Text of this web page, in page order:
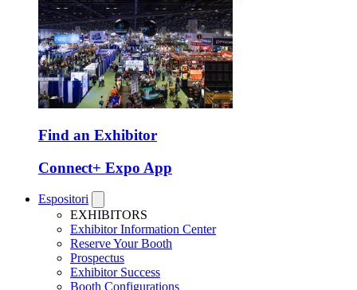
Find an Exhibitor
Connect+ Expo App
Espositori
EXHIBITORS
Exhibitor Information Center
Reserve Your Booth
Prospectus
Exhibitor Success
Booth Configurations